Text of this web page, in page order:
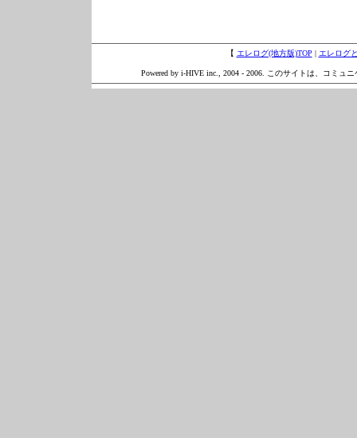
【 エレログ(地方版)TOP | エレログ
Powered by i-HIVE inc., 2004 - 2006. このサイトは、コミュ